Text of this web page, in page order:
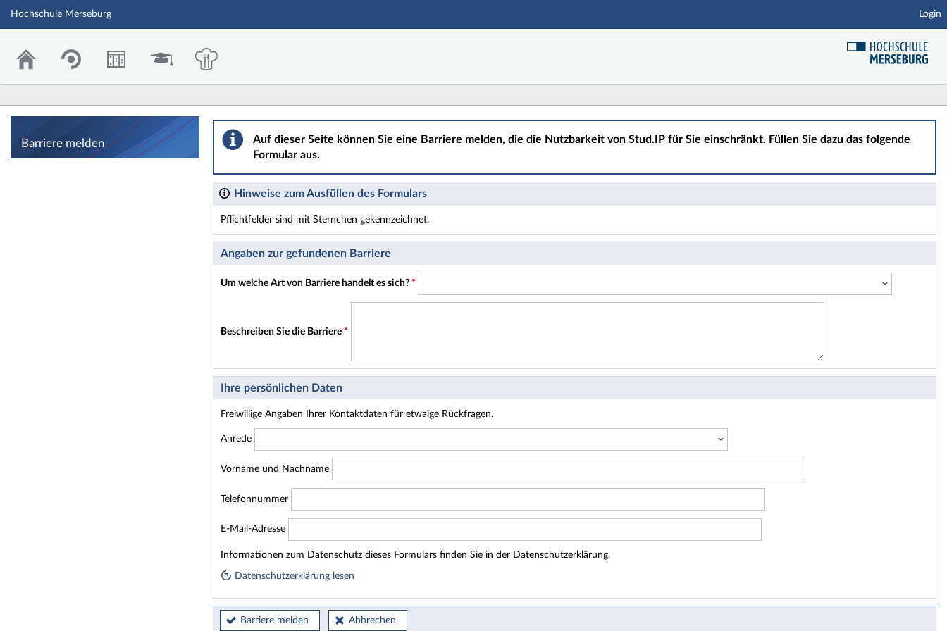
Hauptnavigation
Hochschule Merseburg Login
Barriere melden
Barriere melden
Auf dieser Seite können Sie eine Barriere melden, die die Nutzbarkeit von Stud.IP für Sie einschränkt. Füllen Sie dazu das folgende
Formular aus.
Hinweise zum Ausfüllen des Formulars
Pflichtfelder sind mit Sternchen gekennzeichnet.
Dieses Formular enthält Pflichtfelder.
Angaben zur gefundenen Barriere
Um welche Art von Barriere handelt es sich? *
Beschreiben Sie die Barriere *
Ihre persönlichen Daten
Freiwillige Angaben Ihrer Kontaktdaten für etwaige Rückfragen.
Anrede
Vorname und Nachname
Telefonnummer
E-Mail-Adresse
Homepage
Informationen zum Datenschutz dieses Formulars finden Sie in der Datenschutzerklärung.
Datenschutzerklärung lesen
Barriere melden Abbrechen